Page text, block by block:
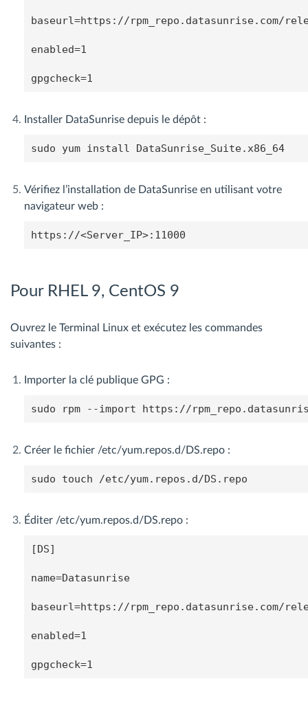
baseurl=https://rpm_repo.datasunrise.com/
enabled=1
Installer DataSunrise depuis le dépôt :
sudo yum install DataSunrise_Suite.x86_64
Vérifiez l’installation de DataSunrise en utilisant votre
navigateur web :
https://<Server_IP>:11000
Pour RHEL 9, CentOS 9
Ouvrez le Terminal Linux et exécutez les commandes
suivantes :
Importer la clé publique GPG :
sudo rpm --import https://
Créer le fichier /etc/yum.repos.d/DS.repo :
sudo touch /etc/yum.repos.d/DS.repo
Éditer /etc/yum.repos.d/DS.repo :
[DS]
name=Datasunrise
baseurl=https://rpm_repo.datasunrise.com/
enabled=1